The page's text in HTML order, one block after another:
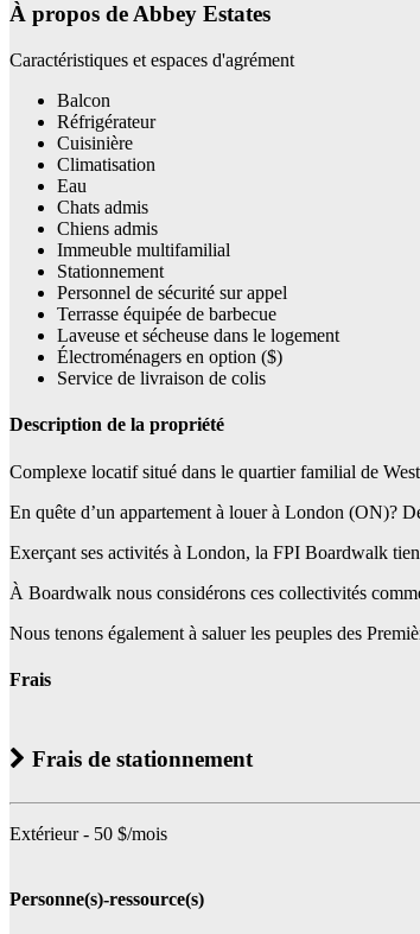
À propos de Abbey Estates
Caractéristiques et espaces d'agrément
Balcon
Réfrigérateur
Cuisinière
Climatisation
Eau
Chats admis
Chiens admis
Immeuble multifamilial
Stationnement
Personnel de sécurité sur appel
Terrasse équipée de barbecue
Laveuse et sécheuse dans le logement
Électroménagers en option ($)
Service de livraison de colis
Description de la propriété
Complexe locatif situé dans le quartier familial de
En quête d’un appartement à louer à London (ON)?
Exerçant ses activités à London, la FPI Boardwalk
À Boardwalk nous considérons ces collectivités
Nous tenons également à saluer les peuples des
Frais
Frais de stationnement
Extérieur - 50 $/mois
Personne(s)-ressource(s)